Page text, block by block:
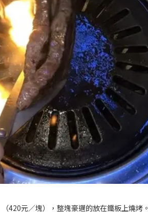
420元／塊），整塊豪邁的放在鐵板上燒烤。